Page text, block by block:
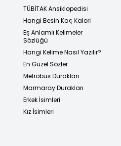
TÜBİTAK Ansiklopedisi
Hangi Besin Kaç Kalori
Eş Anlamlı Kelimeler
Sözlüğü
Hangi Kelime Nasıl Yazılır?
En Güzel Sözler
Metrobüs Durakları
Marmaray Durakları
Erkek İsimleri
Kız İsimleri